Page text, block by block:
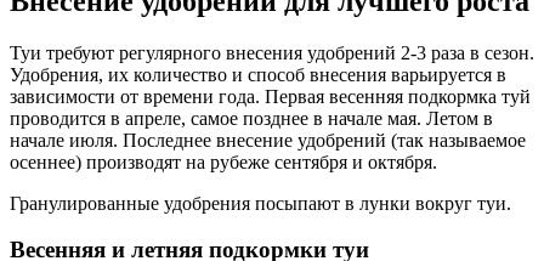
Туи требуют регулярного внесения удобрений 2-3 раза в сезон.
Удобрения, их количество и способ внесения варьируется в
зависимости от времени года. Первая весенняя подкормка туй
проводится в апреле, самое позднее в начале мая. Летом в
начале июля. Последнее внесение удобрений (так называемое
осеннее) производят на рубеже сентября и октября.
Гранулированные удобрения посыпают в лунки вокруг туи.
Весенняя и летняя подкормки туи